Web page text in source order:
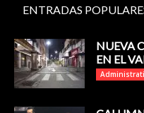
ENTRADAS
NUEVA
EN EL